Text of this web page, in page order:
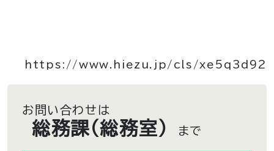
https://www.hiezu.jp/cls/xe5q3d92
お問い合わせは
総務課（総務室） まで